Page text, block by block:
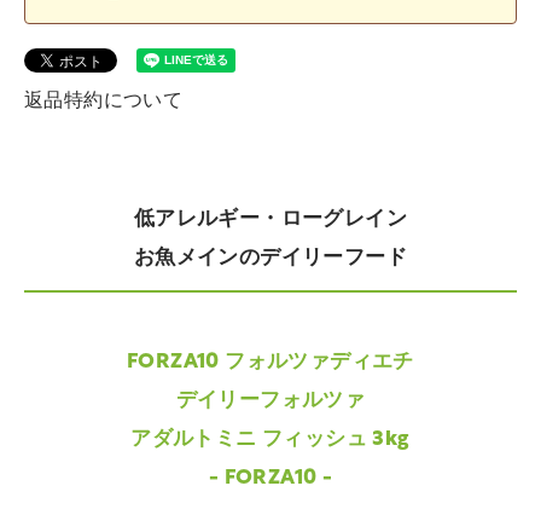
返品特約について
低アレルギー・ローグレイン
お魚メインのデイリーフード
FORZA10 フォルツァディエチ
デイリーフォルツァ
アダルトミニ フィッシュ 3kg
- FORZA10 -